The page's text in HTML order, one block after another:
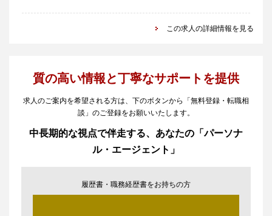
この求人の詳細情報を見る
質の高い情報と丁寧なサポートを提供
求人のご案内を希望される方は、下のボタンから「無料登録・転職相
談」のご登録をお願いいたします。
中長期的な視点で伴走する、あなたの「パーソナ
ル・エージェント」
履歴書・職務経歴書をお持ちの方